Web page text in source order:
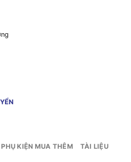
PHỤ KIỆN MUA THÊM TÀI LIỆU